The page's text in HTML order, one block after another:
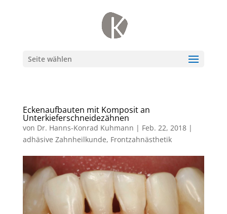
Seite wählen
Eckenaufbauten mit Komposit an
Unterkieferschneidezähnen
von Dr. Hanns-Konrad Kuhmann | Feb. 22, 2018|
adhäsive Zahnheilkunde, Frontzahnästhetik